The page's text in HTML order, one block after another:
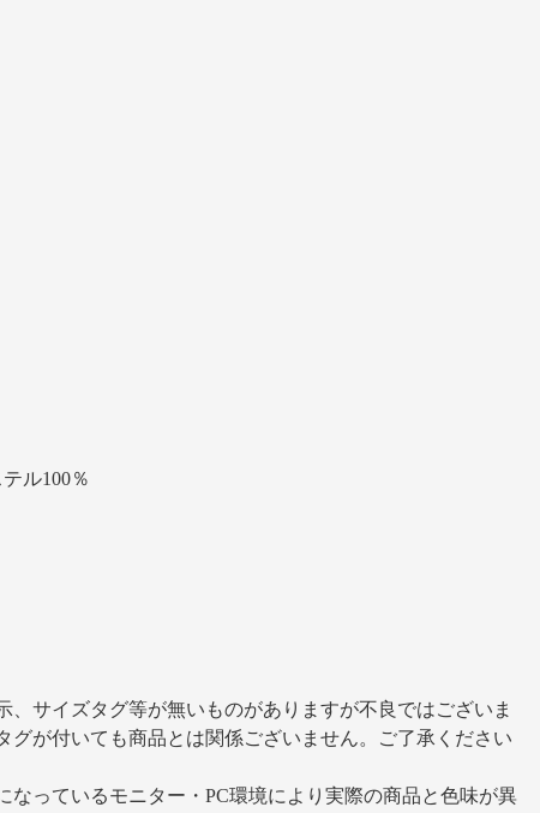
ル100％
サイズタグ等が無いものがありますが不良ではございま
グが付いても商品とは関係ございません。ご了承ください
っているモニター・PC環境により実際の商品と色味が異